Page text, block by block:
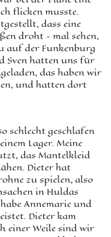
flicken musste.
dass eine
droht – mal sehen,
auf der Funkenburg
Sven hatten uns für
das haben wir
und hatten dort
schlecht geschlafen
Lager. Meine
das Mantelkleid
Dieter hat
zu spielen, also
in Huldas
Annemarie und
Dieter kam
einer Weile sind wir